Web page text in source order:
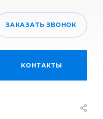
ЗАКАЗАТЬ ЗВОНОК
КОНТАКТЫ